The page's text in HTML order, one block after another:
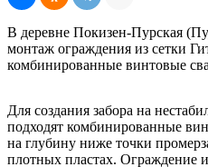
В деревне Покизен-Пурская
монтаж ограждения из сетки
комбинированные винтовые
Для создания забора на
подходят комбинированные
на глубину ниже точки
плотных пластах. Ограждение